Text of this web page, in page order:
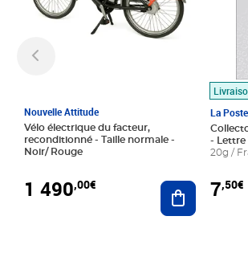
Nouvelle Attitude
Vélo électrique du facteur,
reconditionné - Taille normale -
Noir/ Rouge
1 490,00€ Ajouter au
La Poste
- Lettre
20g /
7,50€